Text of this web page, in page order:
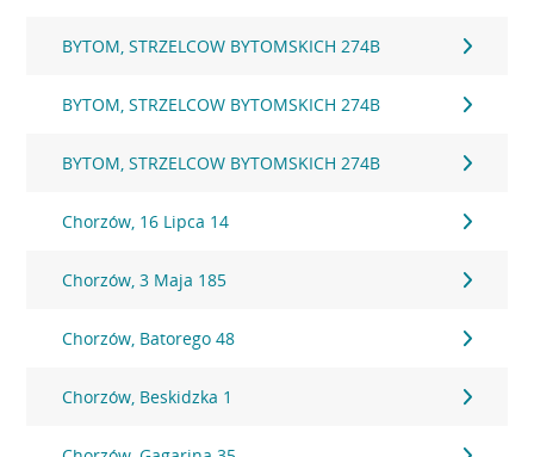
BYTOM, STRZELCOW BYTOMSKICH 274B
BYTOM, STRZELCOW BYTOMSKICH 274B
BYTOM, STRZELCOW BYTOMSKICH 274B
Chorzów, 16 Lipca 14
Chorzów, 3 Maja 185
Chorzów, Batorego 48
Chorzów, Beskidzka 1